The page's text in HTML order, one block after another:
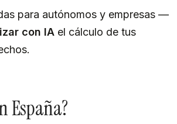
para autónomos y empresas —
con IA el cálculo de tus
España?